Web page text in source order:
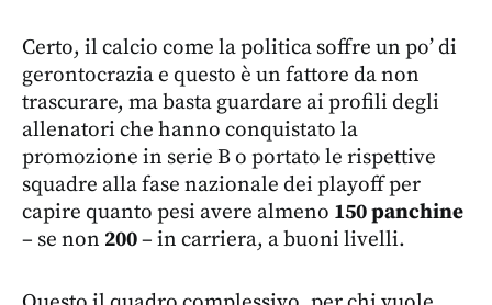
Certo, il calcio come la politica soffre un po’ di
gerontocrazia e questo è un fattore da non
trascurare, ma basta guardare ai profili degli
allenatori che hanno conquistato la
promozione in serie B o portato le rispettive
squadre alla fase nazionale dei playoff per
capire quanto pesi avere almeno 150 panchine
– se non 200– in carriera, a buoni livelli.